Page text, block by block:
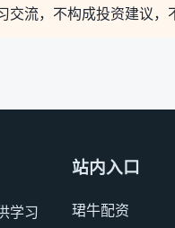
交流，不构成投资建议，
学习
站内入口
珺牛配资